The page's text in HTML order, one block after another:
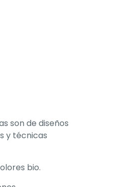
son de diseños
y técnicas
bio.